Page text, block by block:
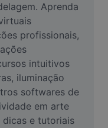
Aprenda
profissionais,
intuitivos
iluminação
softwares de
em arte
dicas e tutoriais